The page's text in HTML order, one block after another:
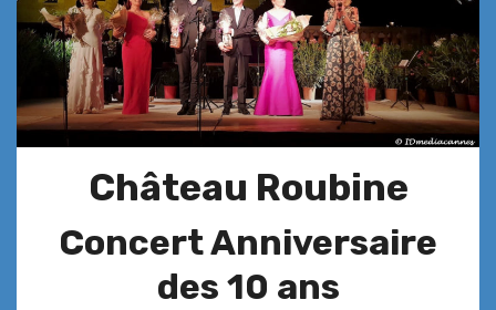
Château Roubine
Concert Anniversaire
des 10 ans